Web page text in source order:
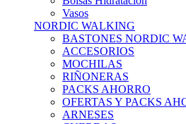
Vasos
NORDIC WALKING
BASTONES NORDIC
ACCESORIOS
MOCHILAS
RIÑONERAS
PACKS AHORRO
OFERTAS Y PACKS
ARNESES